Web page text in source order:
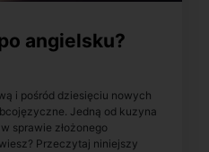
angielsku?
i pośród dziesięciu nowych
Jedną od kuzyna
sprawie złożonego
Przeczytaj niniejszy